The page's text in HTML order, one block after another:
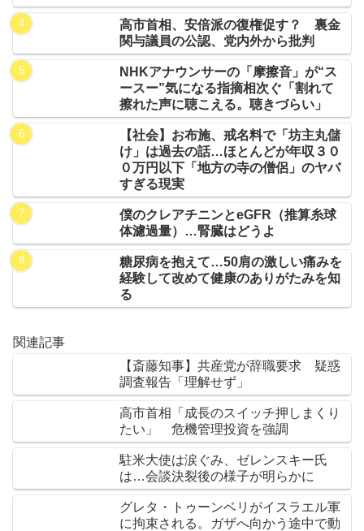
高市首相、安倍派の復権促す？ 裏金
関与議員の公認、党内外から批判
NHKアナウンサーの「摩擦音」が“ス
ースー”気になる指摘相次ぐ「割れて
擦れた声に聴こえる。聴きづらい」
【社会】お布施、戒名料で「坊主丸儲
け」は過去の話…ほとんどが年収３０
０万円以下「地方の寺の僧侶」のヤバ
すぎる現実
僕のクレアチニンとeGFR（推算糸球
体濾過量）…腎臓はどうよ
糖尿病を抱えて…50肩の激しい痛みを
経験して改めて健康のありがたみを知
る
関連記事
【斎藤知事】共産党が辞職要求 疑惑
調査報告「理解せず」
高市首相「成長のスイッチ押しまくり
たい」 危機管理投資を強調
駐米大使は涙ぐみ、ゼレンスキー氏
は…会談決裂後の様子が明らかに
グレタ・トゥーンベリがイスラエル軍
に拘束される。ガザへ向かう途中で動